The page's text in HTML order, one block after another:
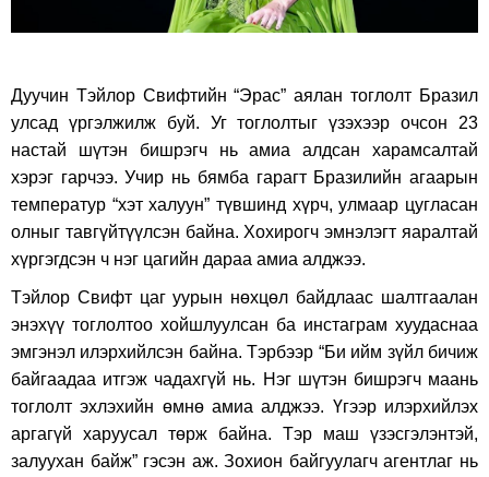
Дуучин Тэйлор Свифтийн “Эрас” аялан тоглолт Бразил
улсад үргэлжилж буй. Уг тоглолтыг үзэхээр очсон 23
настай шүтэн бишрэгч нь амиа алдсан харамсалтай
хэрэг гарчээ. Учир нь бямба гарагт Бразилийн агаарын
температур “хэт халуун” түвшинд хүрч, улмаар цугласан
олныг тавгүйтүүлсэн байна. Хохирогч эмнэлэгт яаралтай
хүргэгдсэн ч нэг цагийн дараа амиа алджээ.
Тэйлор Свифт цаг уурын нөхцөл байдлаас шалтгаалан
энэхүү тоглолтоо хойшлуулсан ба инстаграм хуудаснаа
эмгэнэл илэрхийлсэн байна. Тэрбээр “Би ийм зүйл бичиж
байгаадаа итгэж чадахгүй нь. Нэг шүтэн бишрэгч маань
тоглолт эхлэхийн өмнө амиа алджээ. Үгээр илэрхийлэх
аргагүй харуусал төрж байна. Тэр маш үзэсгэлэнтэй,
залуухан байж” гэсэн аж. Зохион байгуулагч агентлаг нь